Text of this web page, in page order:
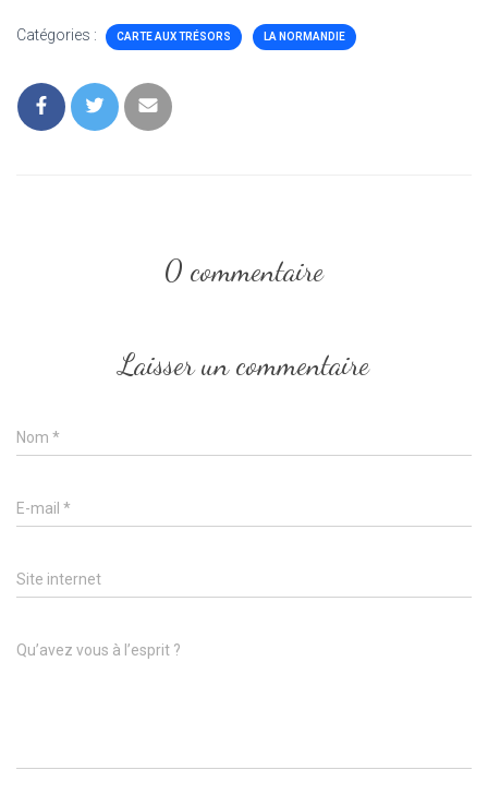
Catégories : CARTE AUX TRÉSORS LA NORMANDIE
0 commentaire
Laisser un commentaire
Nom *
E-mail *
Site internet
Qu’avez vous à l’esprit ?